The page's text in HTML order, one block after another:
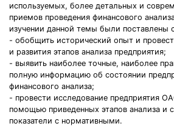
используемых, более детальных и
приемов проведения финансового
изучении данной темы были поставлены
- обобщить исторический опыт и
и развития этапов анализа предприятия;
- выявить наиболее точные, наиболее
полную информацию об состоянии
финансового анализа;
- провести исследование предприятия
помощью приведенных этапов анализа и
показатели с нормативными.